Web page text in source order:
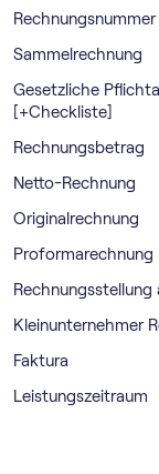
Rechnungsnummer
Sammelrechnung
Gesetzliche
[+Checkliste]
Rechnungsbetrag
Netto-Rechnung
Originalrechnung
Proformarechnung
Rechnungsstellung
Kleinunternehmer
Faktura
Leistungszeitraum